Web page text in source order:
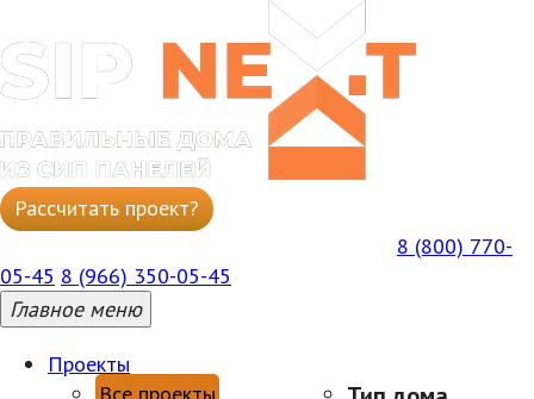
Рассчитать проект?
8 (800) 770-
05-45 8 (966) 350-05-45
Главное меню
Проекты